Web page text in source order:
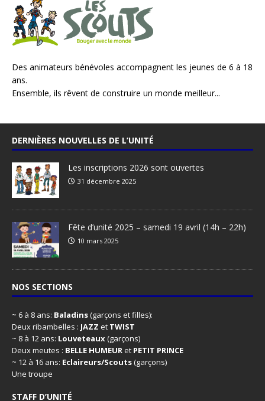
Des animateurs bénévoles accompagnent les jeunes de 6 à 18
ans.
Ensemble, ils rêvent de construire un monde meilleur...
DERNIÈRES NOUVELLES DE L’UNITÉ
Les inscriptions 2026 sont ouvertes
31 décembre 2025
Fête d’unité 2025 – samedi 19 avril (14h – 22h)
10 mars 2025
NOS SECTIONS
~ 6 à 8 ans: Baladins(garçons et filles):
Deux ribambelles : JAZZ et TWIST
~ 8 à 12 ans: Louveteaux(garçons)
Deux meutes : BELLE HUMEURet PETIT PRINCE
~ 12 à 16 ans: Eclaireurs/Scouts(garçons)
Une troupe
STAFF D’UNITÉ